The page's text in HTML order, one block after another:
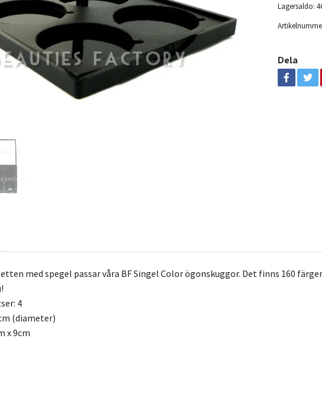
Lagersaldo:
Dela
med spegel passar våra BF Singel Color ögonskuggor. Det finns 160
4
(diameter)
x 9cm